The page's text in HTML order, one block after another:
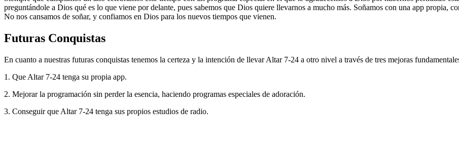
preguntándole a Dios qué es lo que viene por delante, pues sabemos que Dios quiere llevarnos a mucho más. Soñamos con una app propia,
No nos cansamos de soñar, y confiamos en Dios para los nuevos tiempos que vienen.
Futuras Conquistas
En cuanto a nuestras futuras conquistas tenemos la certeza y la intención de llevar Altar 7-24 a otro nivel a través de tres mejoras
1. Que Altar 7-24 tenga su propia app.
2. Mejorar la programación sin perder la esencia, haciendo programas especiales de adoración.
3. Conseguir que Altar 7-24 tenga sus propios estudios de radio.